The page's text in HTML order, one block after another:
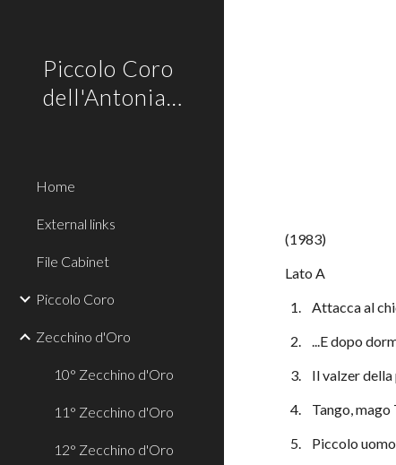
Piccolo Coro
dell'Antoniano
Home
External links
File Cabinet
Piccolo Coro
Zecchino d'Oro
10° Zecchino d'Oro
11° Zecchino d'Oro
12° Zecchino d'Oro
(1983)
Lato A
1.    Attacca al
2.    ...E dopo
3.    Il valzer
4.    Tango,
5.    Piccolo